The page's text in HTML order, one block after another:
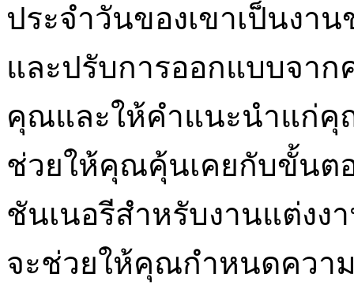
ประจำวันของเขาเป็นงา
และปรับการออกแบบจาก
คุณและให้คำแนะนำแก่คุ
ช่วยให้คุณคุ้นเคยกับขั้นต
ชันเนอรีสำหรับงานแต่งง
จะช่วยให้คุณกำหนดควา